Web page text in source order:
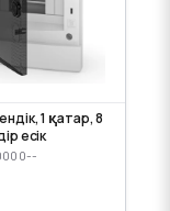
1 қатар, 8
есік